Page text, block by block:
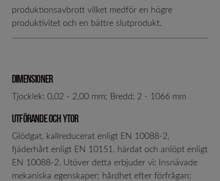
produktionsavbrott vilket medför en högre
produktivitet och en bättre slutprodukt.
DIMENSIONER
Tjocklek: 0,02 - 2,00 mm; Bredd: 2 - 1066 mm
UTFÖRANDE OCH YTOR
Glödgat, kallreducerat enligt EN 10088-2,
fjäderhårt enligt EN 10151, härdat och anlöpt enligt
EN 10088-2. Utöver detta erbjuder vi: Insnävade
mekaniska egenskaper; hårdhet efter förfrågan;